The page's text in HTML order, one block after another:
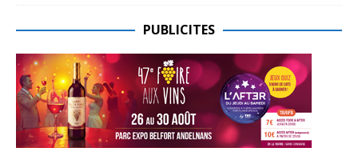
PUBLICITES